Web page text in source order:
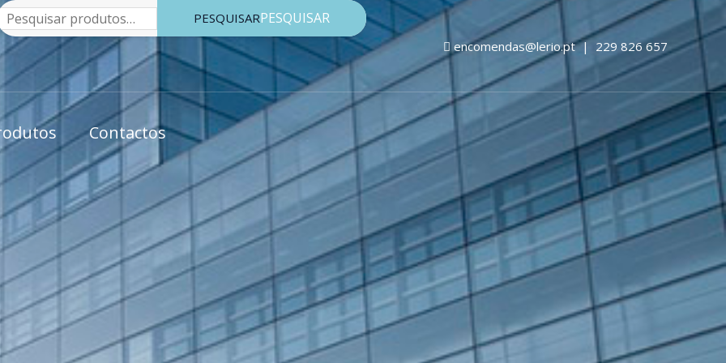
PESQUISAR
encomendas@lerio.pt| 229 826 657
Contactos